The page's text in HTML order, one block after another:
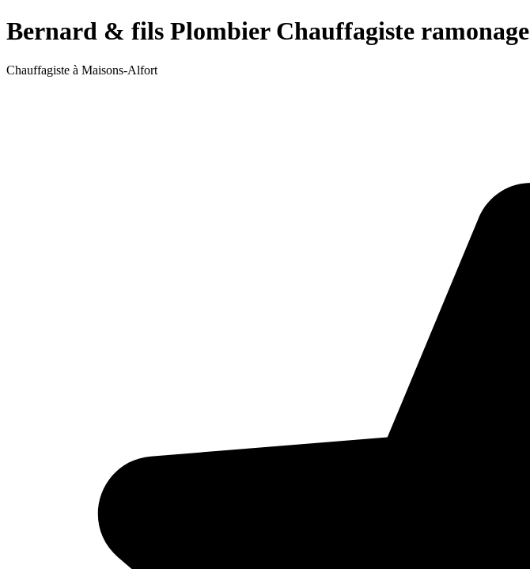
Bernard & fils Plombier Chauffagiste ramonage
Chauffagiste à Maisons-Alfort